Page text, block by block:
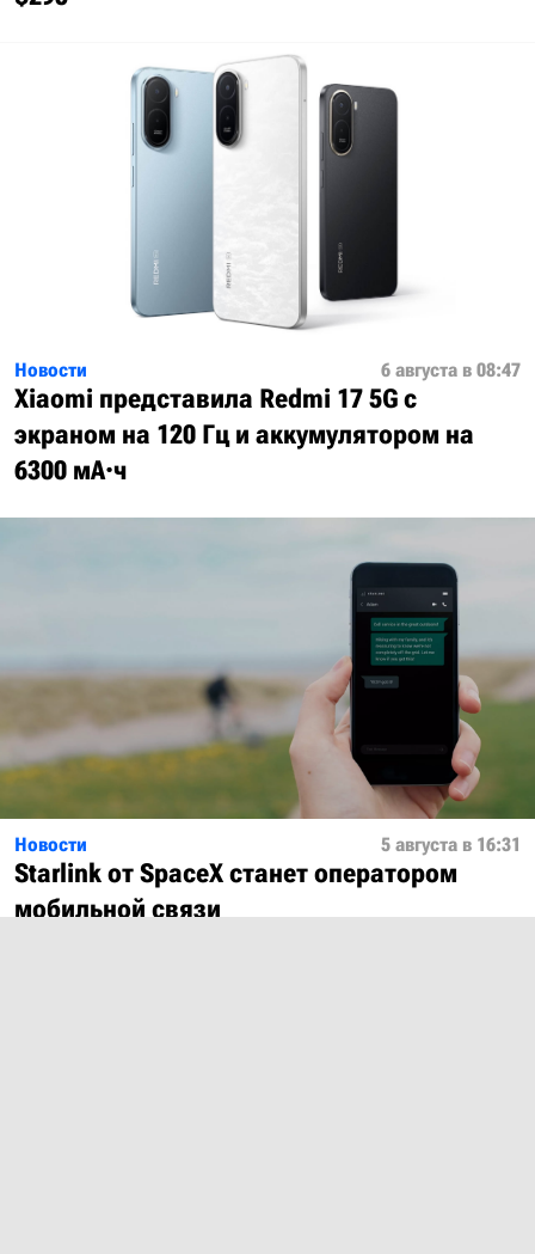
Новости 6 августа в 08:47
Xiaomi представила Redmi 17 5G с
экраном на 120 Гц и аккумулятором на
6300 мА·ч
Новости 5 августа в 16:31
Starlink от SpaceX станет оператором
мобильной связи